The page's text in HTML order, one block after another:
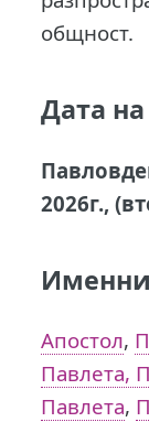
общност.
Дата
2026г.,
Апостол,
Павлета,
Павлета,